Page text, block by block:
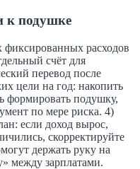
к подушке
фиксированных расходов
счёт для
перевод после
цели на год: накопить
формировать подушку,
по мере риска. 4)
если доход вырос,
скорректируйте
держать руку на
между зарплатами.